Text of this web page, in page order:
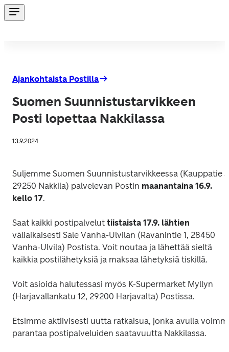
Ajankohtaista Postilla
Suomen Suunnistustarvikkeen
Posti lopettaa Nakkilassa
13.9.2024
Suljemme Suomen Suunnistustarvikkeessa (Kauppatie
29250 Nakkila) palvelevan Postin maanantaina 16.9.
kello 17.
Saat kaikki postipalvelut tiistaista 17.9. lähtien
väliaikaisesti Sale Vanha-Ulvilan (Ravanintie 1, 28450
Vanha-Ulvila) Postista. Voit noutaa ja lähettää sieltä
kaikkia postilähetyksiä ja maksaa lähetyksiä tiskillä.
Voit asioida halutessasi myös K-Supermarket Myllyn
(Harjavallankatu 12, 29200 Harjavalta) Postissa.
Etsimme aktiivisesti uutta ratkaisua, jonka avulla
parantaa postipalveluiden saatavuutta Nakkilassa.